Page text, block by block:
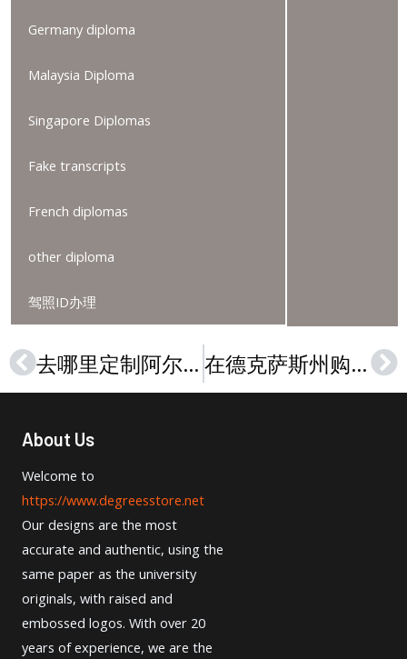
Germany diploma
Malaysia Diploma
Singapore Diplomas
Fake transcripts
French diplomas
other diploma
驾照ID办理
Prev 去哪里定制阿尔弗莱德大学文凭，Alfred University diploma sample 在德克萨斯州购买安吉洛州立大学文凭，Angelo State University diploma sample
About Us
Welcome to
https://www.degreesstore.net
Our designs are the most
accurate and authentic, using the
same paper as the university
originals, with raised and
embossed logos. With over 20
years of experience, we are the